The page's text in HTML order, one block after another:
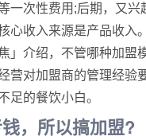
一次性费用;后期，又兴
心收入来源是产品收入。
」介绍，不管哪种加盟
营对加盟商的管理经验
足的餐饮小白。
，所以搞加盟?